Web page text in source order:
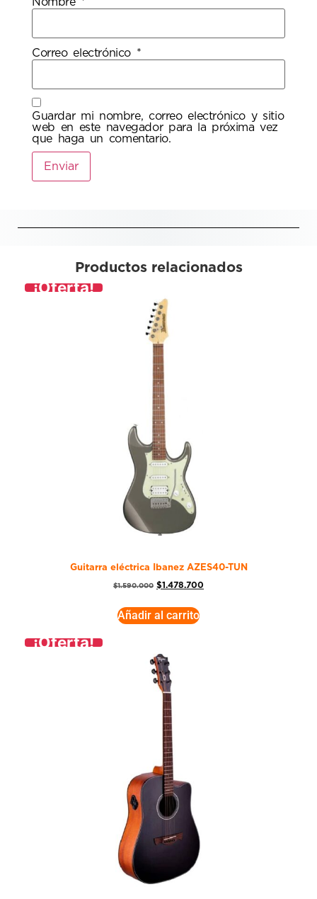
Nombre *
Correo electrónico *
Guardar mi nombre, correo electrónico y sitio
web en este navegador para la próxima vez
que haga un comentario.
Productos relacionados
¡Oferta!
Guitarra eléctrica Ibanez AZES40-TUN
$1.590.000 $1.478.700
Añadir al carrito
¡Oferta!